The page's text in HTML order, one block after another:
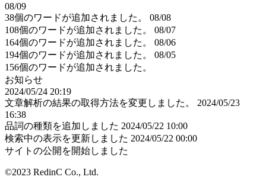
08/09
38個のワードが追加されました。
08/08
108個のワードが追加されました。
08/07
164個のワードが追加されました。
08/06
194個のワードが追加されました。
08/05
156個のワードが追加されました。
お知らせ
2024/05/24 20:19
文章解析の結果の取得方法を変更しました。
2024/05/23
16:38
品詞の種類を追加しました 2024/05/22 10:00
検索中の表示を更新しました 2024/05/22 00:00
サイトの公開を開始しました
©2023 RedinC Co., Ltd.